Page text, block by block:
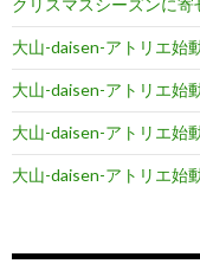
クリスマスシーズンに寄
大山-daisen-アトリエ始
大山-daisen-アトリエ始
大山-daisen-アトリエ始
大山-daisen-アトリエ始